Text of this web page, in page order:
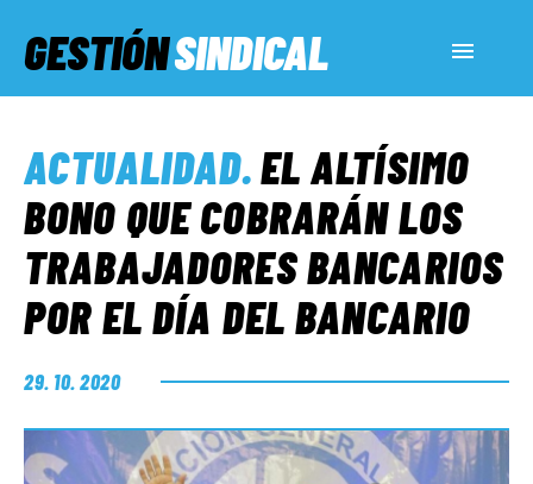
GESTIÓNSINDICAL
SERVICIOS SOCIALES
INFORMES ESPECIALES
FUERA DE MEGÁFONO
EL LADO «G»
ACTUALIDAD.EL ALTÍSIMO
BONO QUE COBRARÁN LOS
TRABAJADORES BANCARIOS
POR EL DÍA DEL BANCARIO
29. 10. 2020